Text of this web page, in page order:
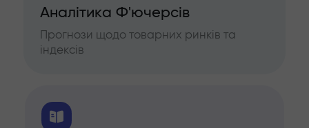
Аналітика Ф'ючерсів
Прогнози щодо товарних ринків та
індексів